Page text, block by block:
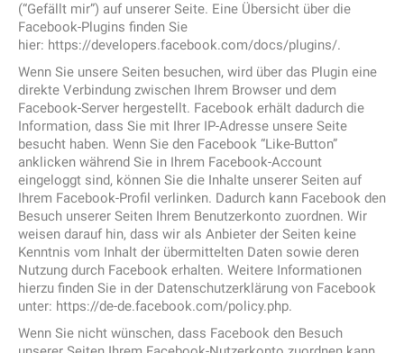
(“Gefällt mir”) auf unserer Seite. Eine Übersicht über die
Facebook-Plugins finden Sie
hier: https://developers.facebook.com/docs/plugins/.
Wenn Sie unsere Seiten besuchen, wird über das Plugin eine
direkte Verbindung zwischen Ihrem Browser und dem
Facebook-Server hergestellt. Facebook erhält dadurch die
Information, dass Sie mit Ihrer IP-Adresse unsere Seite
besucht haben. Wenn Sie den Facebook “Like-Button”
anklicken während Sie in Ihrem Facebook-Account
eingeloggt sind, können Sie die Inhalte unserer Seiten auf
Ihrem Facebook-Profil verlinken. Dadurch kann Facebook den
Besuch unserer Seiten Ihrem Benutzerkonto zuordnen. Wir
weisen darauf hin, dass wir als Anbieter der Seiten keine
Kenntnis vom Inhalt der übermittelten Daten sowie deren
Nutzung durch Facebook erhalten. Weitere Informationen
hierzu finden Sie in der Datenschutzerklärung von Facebook
unter: https://de-de.facebook.com/policy.php.
Wenn Sie nicht wünschen, dass Facebook den Besuch